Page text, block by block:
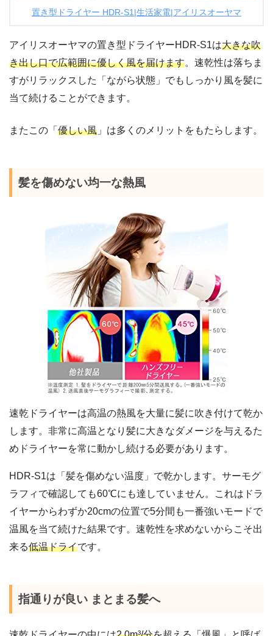
置き型ドライヤー HDR-S1|生活家電|アイリスオーヤマ
アイリスオーヤマの置き型ドライヤーHDR-S1は大きな吹
き出し口で広範囲に優しく風を届けます。速乾性は落ちま
すがリラックスした「ながら状態」でもしっかり風を髪に
当て続けることができます。
またこの「 優しい風 」は多くのメリットをもたらします。
髪を傷めない均一な熱風
速乾ドライヤーは高温の熱風を大量に髪に吹き付けて乾か
します。非常に高温となり髪に大きなダメージを与えるた
めドライヤーを常に動かし続ける必要があります。
HDR-S1は「髪を傷めない温度」で乾かします。サーモグ
ラフィで確認しても60℃にも達していません。これはドラ
イヤーからわずか20cmの位置で5分間も一番強いモードで
温風を当て続けた結果です。速乾性を求めないからこそ出
来る低温ドライです。
指通りが良い まとまる髪へ